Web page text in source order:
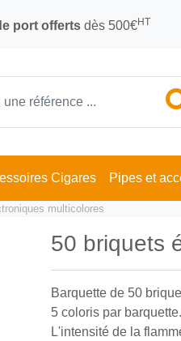
port offertsdès 500€HT
Cigares Pipes et
multicolores
50 briquets
Barquette de 50
5 coloris par
L'intensité de la